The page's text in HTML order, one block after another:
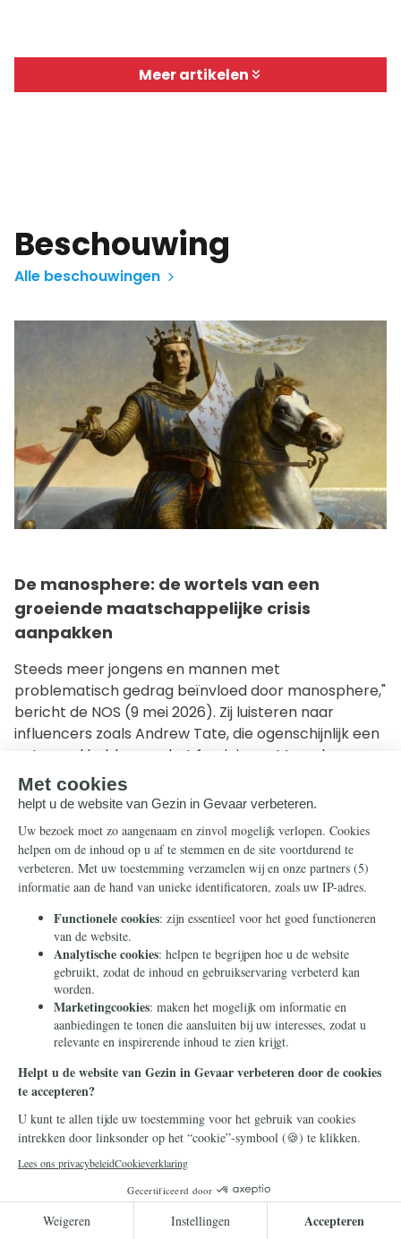
Meer artikelen
Beschouwing
Alle beschouwingen
De manosphere: de wortels van een
groeiende maatschappelijke crisis
aanpakken
Steeds meer jongens en mannen met
problematisch gedrag beïnvloed door manosphere,"
bericht de NOS (9 mei 2026). Zij luisteren naar
influencers zoals Andrew Tate, die ogenschijnlijk een
antwoord hebben op het feminisme. Maar de
manosphere brengt niet de ware mannelijkheid:
eerder het tegendeel.
Tegelijk moeten we onder de ogen zien dat het
feminisme het tegenovergestelde is van wat we
nodig hebben om de mannelijkheidscrisis te
verhelpen. Wat is dan wel nodig?
De vaste commissie Onderwijs, Cultuur en Wetenschap van
Tweede Kamer voert op donderdag 11 juni een rondetafelgesprek
over de groeiende invloed van de manosphere. Stichting Civitas
Christiana brengt met een position paper het perspectief van de
christelijke beschaving op authentieke mannelijkheid in.
GenderLeestijd: 10 minuten Lees verder